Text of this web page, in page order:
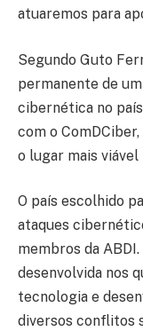
atuaremos para
Segundo Guto
permanente de
cibernética no
com o
o lugar mais viável
O país escolhido
ataques
membros da
desenvolvida nos
tecnologia e
diversos conflitos